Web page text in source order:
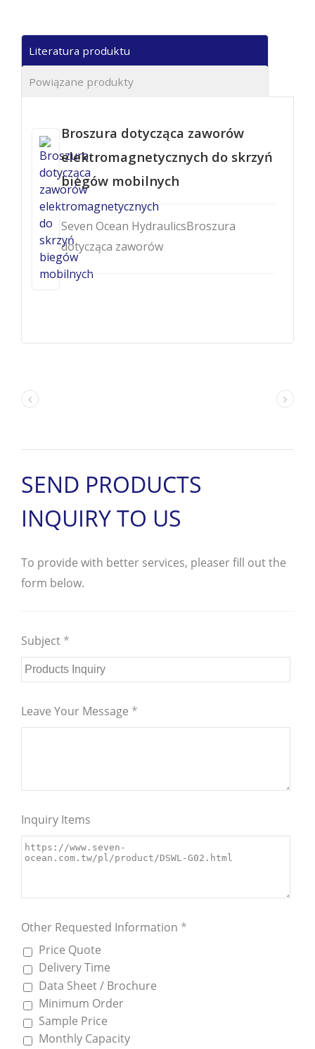
Literatura produktu
Powiązane produkty
Broszura dotycząca zaworów
elektromagnetycznych do skrzyń
biegów mobilnych
Seven Ocean HydraulicsBroszura
dotycząca zaworów
elektromagnetycznych do wózków